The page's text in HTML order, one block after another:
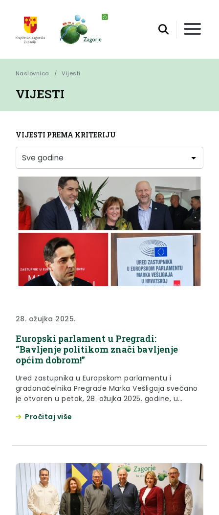
Naslovnica Vijesti
VIJESTI
VIJESTI PREMA KRITERIJU
28. ožujka 2025.
Europski parlament u Pregradi:
“Bavljenje politikom znači bavljenje
općim dobrom!”
Ured zastupnika u Europskom parlamentu i
gradonačelnika Pregrade Marka Vešligaja svečano
je otvoren u petak, 28. ožujka 2025. godine, u
je ovom prigodom župan Željko Kolar, on ga odradi
Pročitaj više